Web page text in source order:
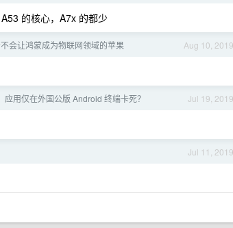
的核心，A7x 的都少
Aug 10, 2019
会让鸿蒙成为物联网领域的苹果
Jul 19, 2019
用仅在外国公版 Android 终端卡死？
Jul 11, 2019